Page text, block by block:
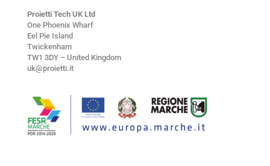
Proietti Tech UK Ltd
One Phoenix Wharf
Eel Pie Island
Twickenham
TW1 3DY – United Kingdom
uk@proietti.it